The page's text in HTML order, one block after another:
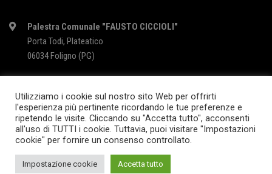
Palestra Comunale "FAUSTO CICCIOLI"
Porta Todi, Plateatico
06034 Foligno (PG)
2024 © InterVolleyFoligno.it | P.I. 02895760540
SEGUICI SU
Utilizziamo i cookie sul nostro sito Web per offrirti
l'esperienza più pertinente ricordando le tue preferenze e
ripetendo le visite. Cliccando su "Accetta tutto", acconsenti
all'uso di TUTTI i cookie. Tuttavia, puoi visitare "Impostazioni
cookie" per fornire un consenso controllato.
Impostazione cookie Accetta tutto